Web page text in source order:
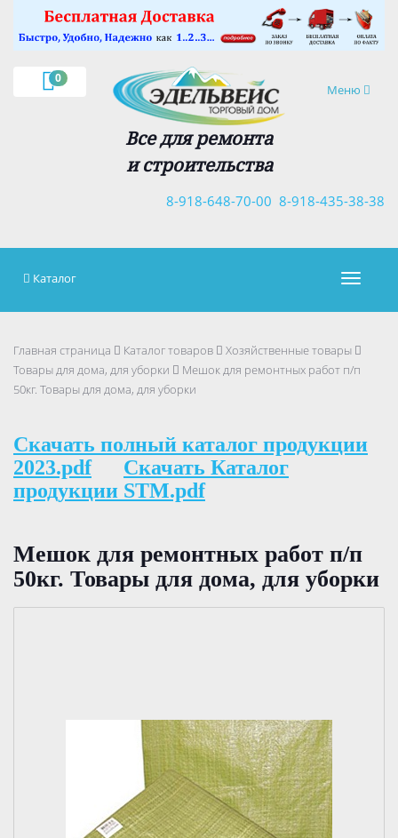
0
Навигация
Меню
Все для ремонта
и строительства
8-918-435-38-38
8-918-648-70-00
×
Каталог
Главная страница Каталог товаров
Хозяйственные товары
Товары для дома, для уборки
Мешок для ремонтных работ п/п
50кг. Товары для дома, для уборки
Скачать полный каталог продукции
2023.pdf
Скачать Каталог
продукции STM.pdf
Мешок для ремонтных работ п/п
50кг. Товары для дома, для уборки